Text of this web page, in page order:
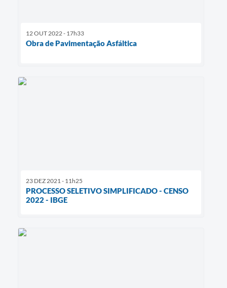
12 OUT 2022 - 17h33
Obra de Pavimentação Asfáltica
23 DEZ 2021 - 11h25
PROCESSO SELETIVO SIMPLIFICADO - CENSO
2022 - IBGE